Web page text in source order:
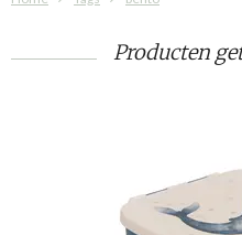
Producten